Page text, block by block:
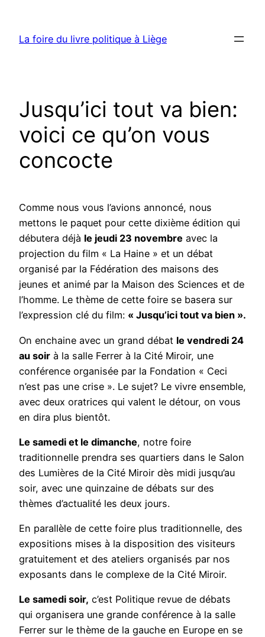
contenu
La foire du livre politique à Liège
Jusqu’ici tout va bien:
voici ce qu’on vous
concocte
Comme nous vous l’avions annoncé, nous
mettons le paquet pour cette dixième édition qui
débutera déjà le jeudi 23 novembre avec la
projection du film « La Haine » et un débat
organisé par la Fédération des maisons des
jeunes et animé par la Maison des Sciences et de
l’homme. Le thème de cette foire se basera sur
l’expression clé du film: « Jusqu’ici tout va bien ».
On enchaine avec un grand débat le vendredi 24
au soir à la salle Ferrer à la Cité Miroir, une
conférence organisée par la Fondation « Ceci
n’est pas une crise ». Le sujet? Le vivre ensemble,
avec deux oratrices qui valent le détour, on vous
en dira plus bientôt.
Le samedi et le dimanche, notre foire
traditionnelle prendra ses quartiers dans le Salon
des Lumières de la Cité Miroir dès midi jusqu’au
soir, avec une quinzaine de débats sur des
thèmes d’actualité les deux jours.
En parallèle de cette foire plus traditionnelle, des
expositions mises à la disposition des visiteurs
gratuitement et des ateliers organisés par nos
exposants dans le complexe de la Cité Miroir.
Le samedi soir, c’est Politique revue de débats
qui organisera une grande conférence à la salle
Ferrer sur le thème de la gauche en Europe en se